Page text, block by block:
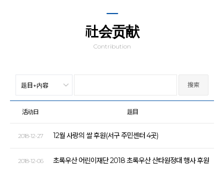
社会贡献
Contribution
活动日 题目
2018-12-27 12월 사랑의 쌀 후원(서구 주민센터 4곳)
2018-12-06 초록우산 어린이재단 2018 초록우산 산타원정대 행사 후원